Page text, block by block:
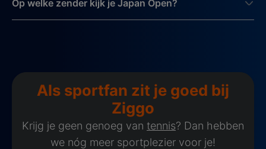
Op welke zender kijk je Japan Open?
Als sportfan zit je goed bij
Ziggo
Krijg je geen genoeg van tennis? Dan hebben
we nóg meer sportplezier voor je!